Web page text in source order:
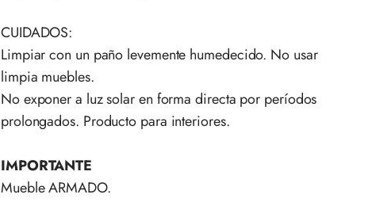
CUIDADOS:
Limpiar con un paño levemente humedecido. No usar
limpia muebles.
No exponer a luz solar en forma directa por períodos
prolongados. Producto para interiores.
IMPORTANTE
Mueble ARMADO.